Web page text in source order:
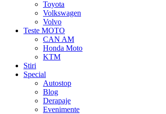
Toyota
Volkswagen
Volvo
Teste MOTO
CAN AM
Honda Moto
KTM
Stiri
Special
Autostop
Blog
Derapaje
Evenimente